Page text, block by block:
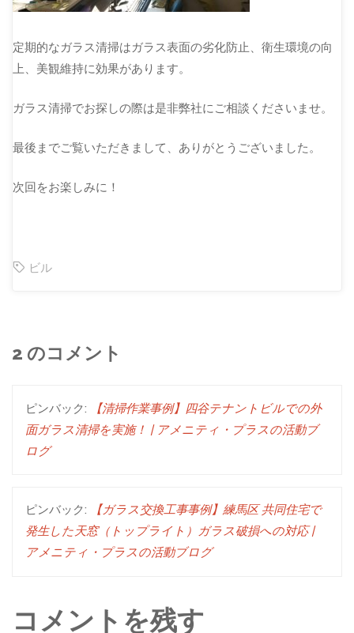
定期的なガラス清掃はガラス表面の劣化防止、衛生環境の向
上、美観維持に効果があります。
ガラス清掃でお探しの際は是非弊社にご相談くださいませ。
最後までご覧いただきまして、ありがとうございました。
次回をお楽しみに！
ビル
2 のコメント
ピンバック:
【清掃作業事例】四谷テナントビルでの外
面ガラス清掃を実施！ | アメニティ・プラスの活動ブ
ログ
ピンバック:
【ガラス交換工事事例】練馬区 共同住宅で
発生した天窓（トップライト）ガラス破損への対応 |
アメニティ・プラスの活動ブログ
コメントを残す